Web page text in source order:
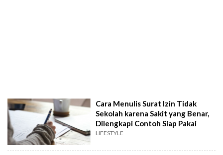
Cara Menulis Surat Izin Tidak
Sekolah karena Sakit yang Benar,
Dilengkapi Contoh Siap Pakai
LIFESTYLE